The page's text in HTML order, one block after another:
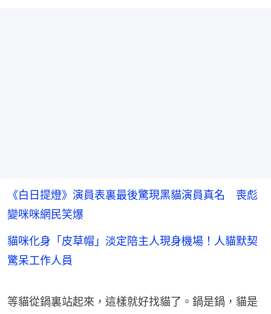
《白日提燈》演員表裏最後驚現黑貓演員真名 喪彪
變咪咪網民笑爆
貓咪化身「皮草帽」淡定陪主人現身機場！人貓默契
驚呆工作人員
等貓從鍋裏站起來，這樣就好找貓了。鍋是鍋，貓是